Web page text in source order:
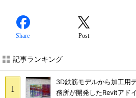
Share Post
記事ランキング
3D鉄筋モデルから加工用
務所が開発したRevitアド